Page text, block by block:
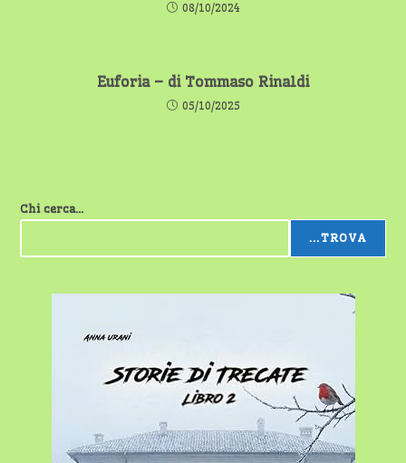
08/10/2024
Euforia – di Tommaso Rinaldi
05/10/2025
Chi cerca...
...TROVA